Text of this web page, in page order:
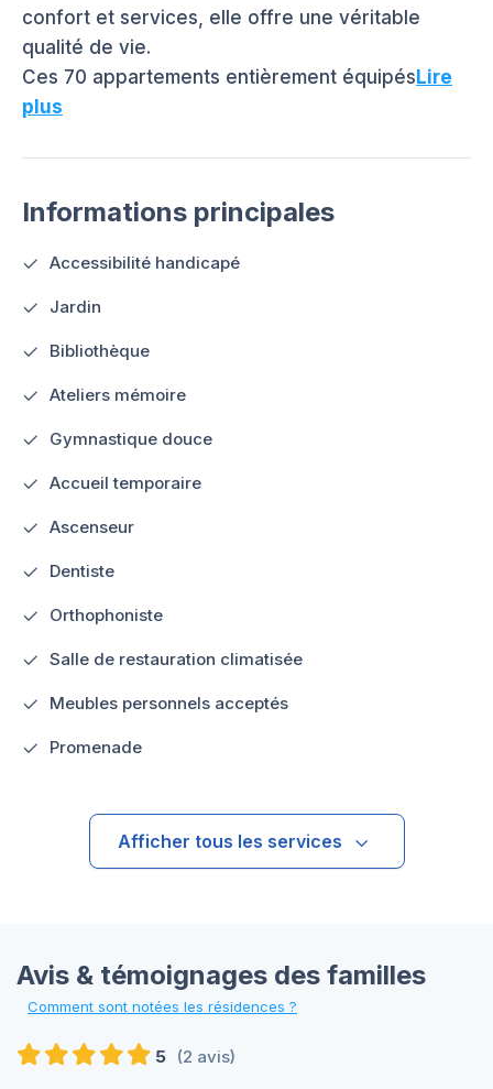
confort et services, elle offre une véritable
qualité de vie.
Ces 70 appartements entièrement équipésLire
plus
Informations principales
Accessibilité handicapé
Jardin
Bibliothèque
Ateliers mémoire
Gymnastique douce
Accueil temporaire
Ascenseur
Dentiste
Orthophoniste
Salle de restauration climatisée
Meubles personnels acceptés
Promenade
Afficher tous les services
Avis & témoignages des familles
Comment sont notées les résidences ?
5 (2 avis)